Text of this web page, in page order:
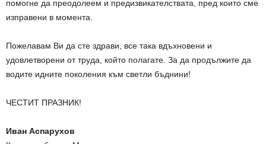
помогне да преодолеем и предизвикателствата, пред които сме
изправени в момента.
Пожелавам Ви да сте здрави, все така вдъхновени и
удовлетворени от труда, който полагате. За да продължите да
водите идните поколения към светли бъднини!
ЧЕСТИТ ПРАЗНИК!
Иван Аспарухов